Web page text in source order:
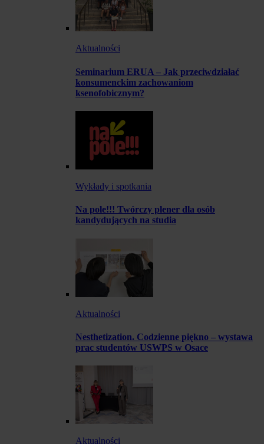
Aktualności
Seminarium ERUA – Jak przeciwdziałać
konsumenckim zachowaniom
ksenofobicznym?
Wykłady i spotkania
Na pole!!! Twórczy plener dla osób
kandydujących na studia
Aktualności
Nesthetization. Codzienne piękno – wystawa
prac studentów USWPS w Osace
Aktualności